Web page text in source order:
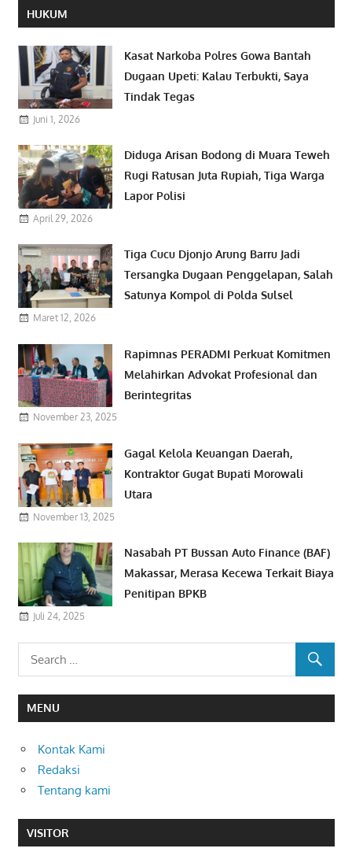
HUKUM
Kasat Narkoba Polres Gowa Bantah
Dugaan Upeti: Kalau Terbukti, Saya
Tindak Tegas
Juni 1, 2026
Diduga Arisan Bodong di Muara Teweh
Rugi Ratusan Juta Rupiah, Tiga Warga
Lapor Polisi
April 29, 2026
Tiga Cucu Djonjo Arung Barru Jadi
Tersangka Dugaan Penggelapan, Salah
Satunya Kompol di Polda Sulsel
Maret 12, 2026
Rapimnas PERADMI Perkuat Komitmen
Melahirkan Advokat Profesional dan
Berintegritas
November 23, 2025
Gagal Kelola Keuangan Daerah,
Kontraktor Gugat Bupati Morowali
Utara
November 13, 2025
Nasabah PT Bussan Auto Finance (BAF)
Makassar, Merasa Kecewa Terkait Biaya
Penitipan BPKB
Juli 24, 2025
MENU
Kontak Kami
Redaksi
Tentang kami
VISITOR